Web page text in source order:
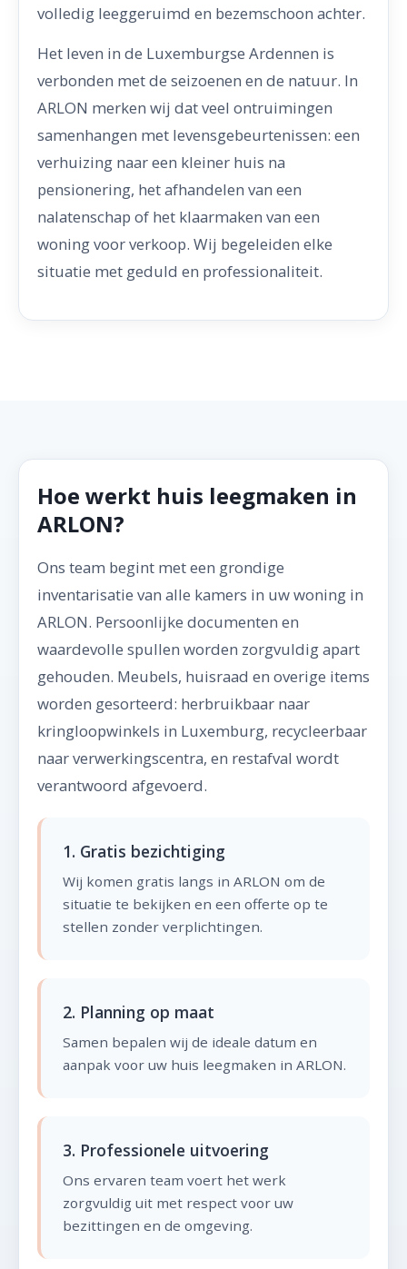
volledig leeggeruimd en bezemschoon achter.
Het leven in de Luxemburgse Ardennen is
verbonden met de seizoenen en de natuur. In
ARLON merken wij dat veel ontruimingen
samenhangen met levensgebeurtenissen: een
verhuizing naar een kleiner huis na
pensionering, het afhandelen van een
nalatenschap of het klaarmaken van een
woning voor verkoop. Wij begeleiden elke
situatie met geduld en professionaliteit.
Hoe werkt huis leegmaken in
ARLON?
Ons team begint met een grondige
inventarisatie van alle kamers in uw woning in
ARLON. Persoonlijke documenten en
waardevolle spullen worden zorgvuldig apart
gehouden. Meubels, huisraad en overige items
worden gesorteerd: herbruikbaar naar
kringloopwinkels in Luxemburg, recycleerbaar
naar verwerkingscentra, en restafval wordt
verantwoord afgevoerd.
1. Gratis bezichtiging
Wij komen gratis langs in ARLON om de
situatie te bekijken en een offerte op te
stellen zonder verplichtingen.
2. Planning op maat
Samen bepalen wij de ideale datum en
aanpak voor uw huis leegmaken in ARLON.
3. Professionele uitvoering
Ons ervaren team voert het werk
zorgvuldig uit met respect voor uw
bezittingen en de omgeving.